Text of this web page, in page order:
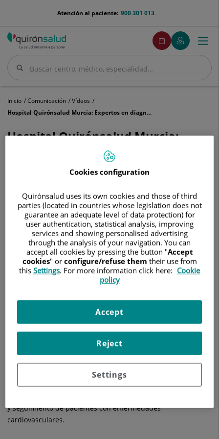
menu-
900 301 013
Atención al paciente:
Buscar
Buscar
menuPedirCita
Pedir
cita
Mi
Quirónsalud
Menú
Inicio Comunicación
Vídeos
Hospital Quirónsalud Murcia: Expertos en diagnóstico y tratamiento cardiovascular
Hospital Quirónsalud Murcia:
Expertos en diagnóstico y
tratamiento cardiovascular
25 de mayo de 2026
HOSPITAL QUIRÓNSALUD MURCIA
El doctor Matías Pérez-Paredes
Cardiología del Hospital Quirónsalud Mucia, describe las
diferentes áreas de la cardiología clínica, intervencionista y
de imagen cardíaca, así como su organización en unidades
específicas, lo que permite a este servicio ofrecer una
y seguimiento de pacientes con enfermedades
cardiovasculares.
Cookies configuration
Quirónsalud uses its own cookies and those of third
parties (located in countries whose legislation does not
guarantee an adequate level of data protection) for
user authentication, statistical analysis, improving
services and showing personalised advertising
through the analysis of your navigation. You can
accept all cookies by pressing the button "Accept
cookies" or configure/refuse them their use from
this Settings. For more information click here: Cookie
policy
Settings
Reject
Accept